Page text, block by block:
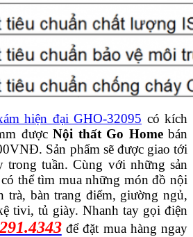
hiện đại GHO-32095 có kích
đượcNội thất Go Homebán
Sản phẩm sẽ được giao tới
trong tuần. Cùng với những sản
thể tìm mua những món đồ nội
trà, bàn trang điểm, giường ngủ,
tivi, tủ giày. Nhanh tay gọi điện
để đặt mua hàng ngay